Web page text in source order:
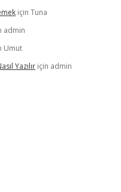
için Tuna
admin
Umut
Yazılır için admin